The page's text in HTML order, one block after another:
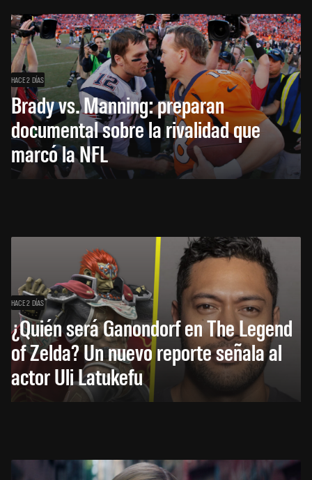
HACE 2 DÍAS
Brady vs. Manning: preparan
documental sobre la rivalidad que
marcó la NFL
HACE 2 DÍAS
¿Quién será Ganondorf en The Legend
of Zelda? Un nuevo reporte señala al
actor Uli Latukefu